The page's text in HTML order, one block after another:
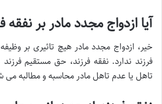
آیا ازدواج مجدد مادر بر نفقه
خیر، ازدواج مجدد مادر هیچ تاثیری بر
فرزند ندارد. نفقه فرزند، حق مستقیم
تاهل یا عدم تاهل مادر محاسبه و مطالبه می